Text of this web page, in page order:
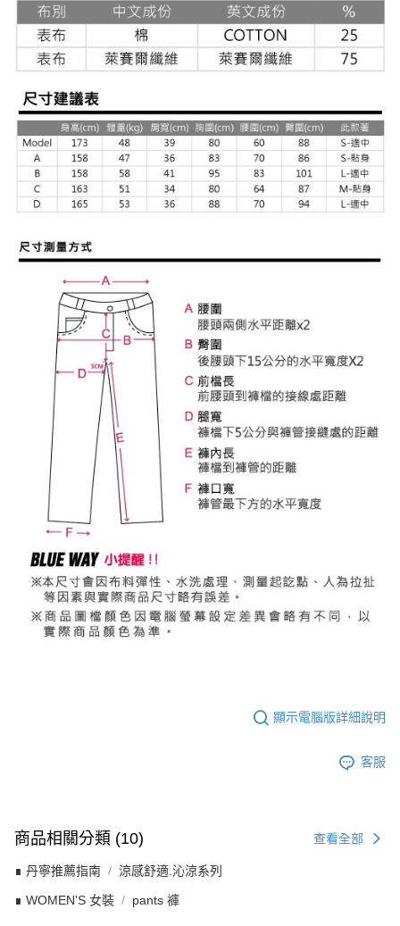
顯示電腦版詳細說明
客服
商品相關分類 (10) 查看全部
∎ 丹寧推薦指南 涼感舒適.沁涼系列
∎ WOMEN'S 女裝 pants 褲